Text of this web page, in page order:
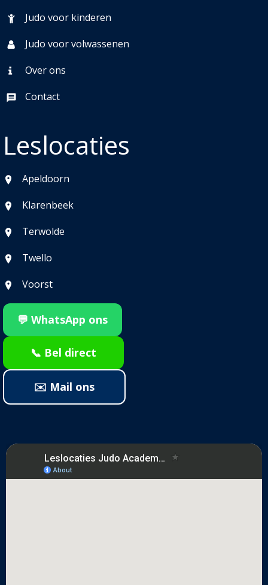
Judo voor kinderen
Judo voor volwassenen
Over ons
Contact
Leslocaties
Apeldoorn
Klarenbeek
Terwolde
Twello
Voorst
💬 WhatsApp ons
📞 Bel direct
✉️ Mail ons